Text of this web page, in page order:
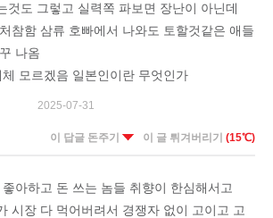
것도 그렇고 실력쪽 파보면 장난이 아닌데
참함 삼류 호빠에서 나와도 토할것같은 애들
나옴
모르겠음 일본인이란 무엇인가
2025-07-31
이 답글 돈주기 이 글 튀겨버리기 (15℃)
아하고 돈 쓰는 놈들 취향이 한심해서고
시장 다 먹어버려서 경쟁자 없이 고이고 고